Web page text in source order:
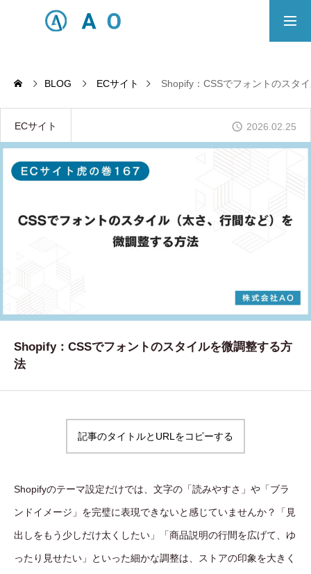
ECサイト制作対応エリア
Principle
あっ！と おどろく、みらいをつくる。
SERVICE
制作実績
RECRUIT
BLOG
AOのブログ
BLOG ECサイト Shopify：CSSでフォントのスタ
ECサイト 2026.02.25
Shopify：CSSでフォントのスタイルを微調整する方
法
記事のタイトルとURLをコピーする
Shopifyのテーマ設定だけでは、文字の「読みやすさ」や「ブラ
ンドイメージ」を完璧に表現できないと感じていませんか？「見
出しをもう少しだけ太くしたい」「商品説明の行間を広げて、ゆ
ったり見せたい」といった細かな調整は、ストアの印象を大きく